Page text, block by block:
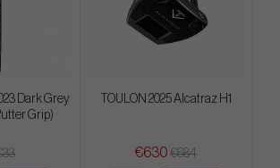
Dark Grey
Grip)
TOULON 2025 Alcatraz H1
€630 €684